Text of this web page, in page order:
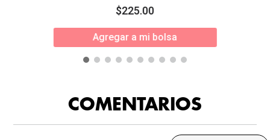
$225.00
Agregar a mi bolsa
COMENTARIOS